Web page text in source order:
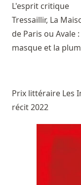
L'esprit critique
Tressaillir, La
de Paris ou Avale
masque et la
Prix littéraire Les
récit 2022